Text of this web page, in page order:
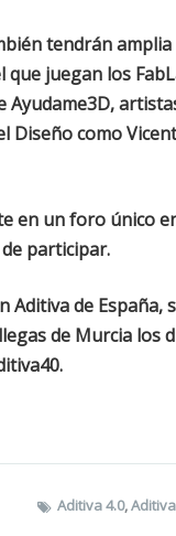
tendrán
juegan los
como
en un foro único
participar.
Aditiva de España,
de Murcia los
Aditiva 4.0,